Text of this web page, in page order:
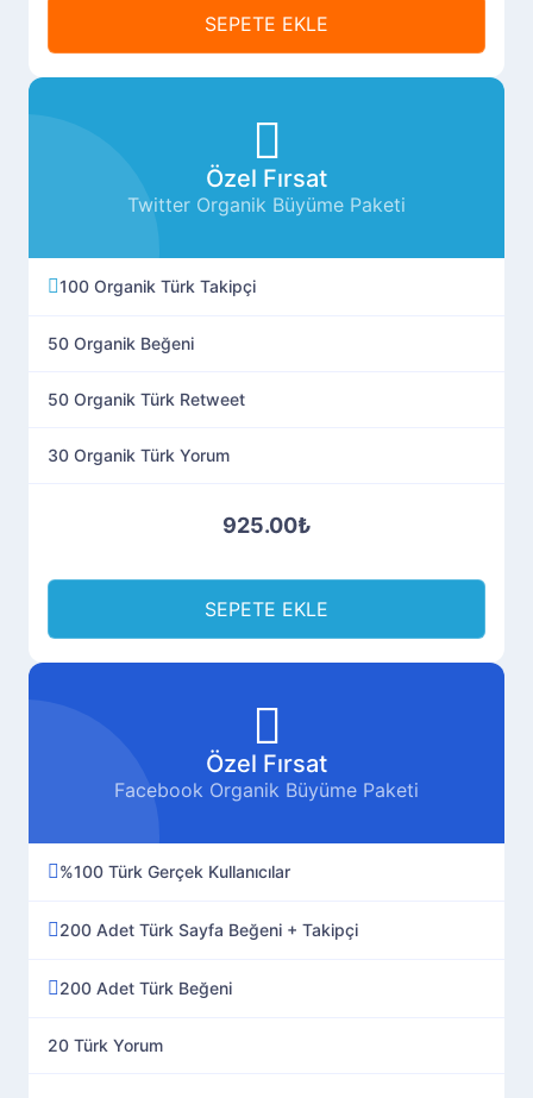
SEPETE EKLE
Özel Fırsat
Twitter Organik Büyüme Paketi
100 Organik Türk Takipçi
50 Organik Beğeni
50 Organik Türk Retweet
30 Organik Türk Yorum
925.00₺
SEPETE EKLE
Özel Fırsat
Facebook Organik Büyüme Paketi
%100 Türk Gerçek Kullanıcılar
200 Adet Türk Sayfa Beğeni + Takipçi
200 Adet Türk Beğeni
20 Türk Yorum